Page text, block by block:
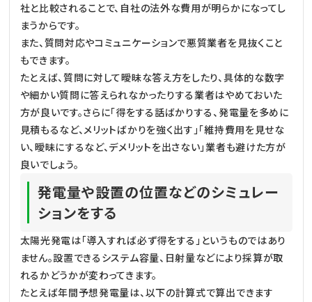
社と比較されることで、自社の法外な費用が明らかになってし
まうからです。
また、質問対応やコミュニケーションで悪質業者を見抜くこと
もできます。
たとえば、質問に対して曖昧な答え方をしたり、具体的な数字
や細かい質問に答えられなかったりする業者はやめておいた
方が良いです。さらに「得をする話ばかりする、発電量を多めに
見積もるなど、メリットばかりを強く出す」「維持費用を見せな
い、曖昧にするなど、デメリットを出さない」業者も避けた方が
良いでしょう。
発電量や設置の位置などのシミュレー
ションをする
太陽光発電は「導入すれば必ず得をする」というものではあり
ません。設置できるシステム容量、日射量などにより採算が取
れるかどうかが変わってきます。
たとえば年間予想発電量は、以下の計算式で算出できます